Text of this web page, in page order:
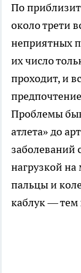
По
около трети
неприятных
их число
проходит, и
Проблемы
атлета» до
заболеваний
нагрузкой
пальцы и
каблук — тем